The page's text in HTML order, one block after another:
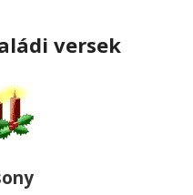
versek